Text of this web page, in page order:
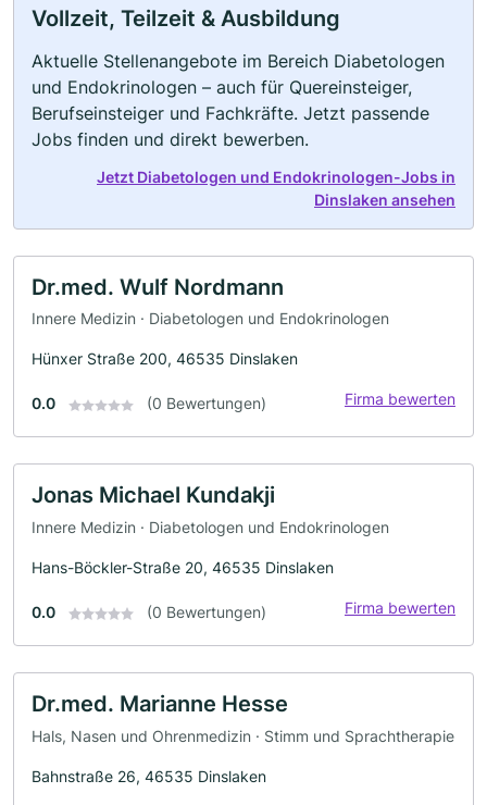
Vollzeit, Teilzeit & Ausbildung
Aktuelle Stellenangebote im Bereich Diabetologen
und Endokrinologen – auch für Quereinsteiger,
Berufseinsteiger und Fachkräfte. Jetzt passende
Jobs finden und direkt bewerben.
Jetzt Diabetologen und Endokrinologen-Jobs in
Dinslaken ansehen
Dr.med. Wulf Nordmann
Innere Medizin · Diabetologen und Endokrinologen
Hünxer Straße 200, 46535 Dinslaken
0.0 (0 Bewertungen) Firma bewerten
Jonas Michael Kundakji
Innere Medizin · Diabetologen und Endokrinologen
Hans-Böckler-Straße 20, 46535 Dinslaken
0.0 (0 Bewertungen) Firma bewerten
Dr.med. Marianne Hesse
Hals, Nasen und Ohrenmedizin · Stimm und Sprachtherapie
Bahnstraße 26, 46535 Dinslaken